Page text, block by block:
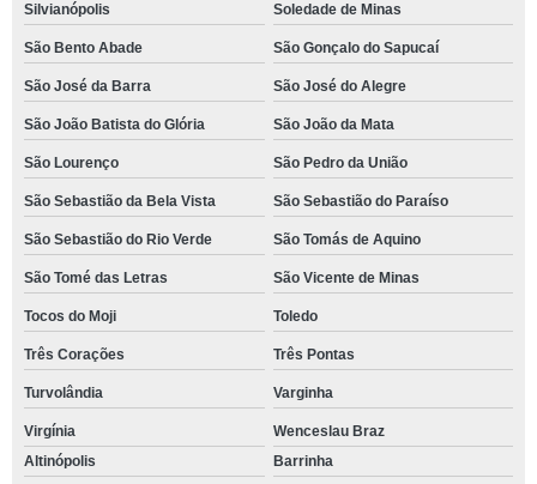
Silvianópolis Soledade de Minas
São Bento Abade São Gonçalo do Sapucaí
São José da Barra São José do Alegre
São João Batista do Glória São João da Mata
São Lourenço São Pedro da União
São Sebastião da Bela Vista São Sebastião do Paraíso
São Sebastião do Rio Verde São Tomás de Aquino
São Tomé das Letras São Vicente de Minas
Tocos do Moji Toledo
Três Corações Três Pontas
Turvolândia Varginha
Virgínia
Wenceslau Braz
Altinópolis
Barrinha